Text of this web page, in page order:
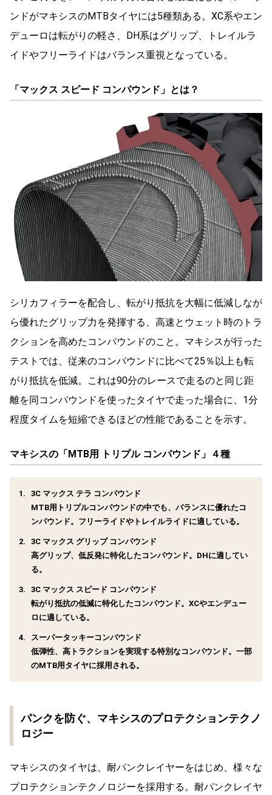
ンドがマキシスのMTBタイヤには5種類ある。XC系やエン
デューロは転がりの軽さ、DH系はグリップ、トレイルラ
イドやフリーライドはバランス重視となっている。
「マックス スピード コンパウンド」とは？
シリカフィラーを配合し、転がり抵抗を大幅に低減しなが
ら優れたグリップ力を発揮する、高速とウェット時のトラ
クションを高めたコンパウンドのこと。マキシスが行った
テストでは、従来のコンパウンドに比べて25％以上も転
がり抵抗を低減。これは90分のレースで走るのと同じ距
離を同コンパウンドを使ったタイヤで走った場合に、1分
程度タイムを短縮できるほどの性能であることを示す。
マキシスの「MTB用 トリプル コンパウンド」４種
3C マックス テラ コンパウンド
MTB用トリプルコンパウンドの中でも、バランスに優れたコ
ンパウンド。フリーライドやトレイルライドに適している。
3C マックス グリップ コンパウンド
高グリップ、低反発に特化したコンパウンド。DHに適してい
る。
3C マックス スピード コンパウンド
転がり抵抗の低減に特化したコンパウンド。XCやエンデュー
ロに適している。
スーパータッキーコンパウンド
低弾性、高トラクションを実現する特別なコンパウンド。一部
のMTB用タイヤに採用される。
パンクを防ぐ、マキシスのプロテクションテクノ
ロジー
マキシスのタイヤは、耐パンクレイヤーをはじめ、様々な
プロテクションテクノロジーを採用する。耐パンクレイヤ